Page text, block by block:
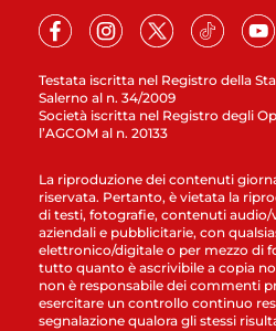
Testata iscritta nel Registro della
Salerno al n. 34/2009
Società iscritta nel Registro degli
l’AGCOM al n. 20133
La riproduzione dei contenuti
riservata. Pertanto, è vietata la
di testi, fotografie, contenuti
aziendali e pubblicitarie, con
elettronico/digitale o per mezzo di
tutto quanto è ascrivibile a copia
non è responsabile dei commenti
esercitare un controllo continuo
segnalazione qualora gli stessi